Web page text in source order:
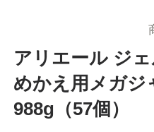
アリエール ジ
めかえ用メガジ
988g（57個）